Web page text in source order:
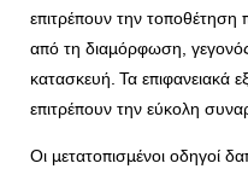
επιτρέπουν την τοποθέτηση
από τη διαμόρφωση,
κατασκευή. Τα επιφανειακά
επιτρέπουν την εύκολη
Οι μετατοπισμένοι οδηγοί